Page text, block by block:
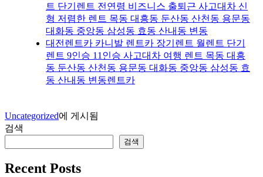
트 단기렌트 전연령 비즈니스 출퇴근 사고대차 신
형 저렴한 렌트 목동 대흥동 둔산동 산천동 용문동
대화동 중앙동 삼성동 효동 산내동 변동
대전렌트카 카니발 렌트카 장기렌트 월렌트 단기
렌트 9인승 11인승 사고대차 여행 렌트 목동 대흥
동 둔산동 산천동 용문동 대화동 중앙동 삼성동 효
동 산내동 변동렌트카
Uncategorized에 게시됨
검색
검색
Recent Posts